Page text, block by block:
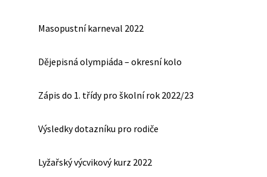
Masopustní karneval 2022
Dějepisná olympiáda – okresní kolo
Zápis do 1. třídy pro školní rok 2022/23
Výsledky dotazníku pro rodiče
Lyžařský výcvikový kurz 2022